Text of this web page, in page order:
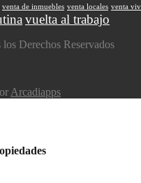
venta de inmuebles venta locales venta
vuelta al trabajo
Derechos Reservados
Arcadiapps